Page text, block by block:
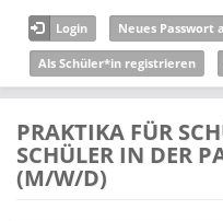
Direkt zum Inhalt
Login Neues Passwort
Als Schüler*in registrieren
PRAKTIKA FÜR
SCHÜLER IN DER
(M/W/D)